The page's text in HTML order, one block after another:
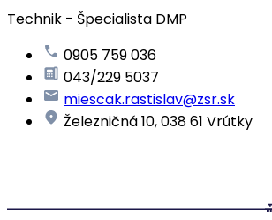
Technik - Špecialista DMP
0905 759 036
043/229 5037
miescak.rastislav@zsr.sk
Železničná 10, 038 61 Vrútky